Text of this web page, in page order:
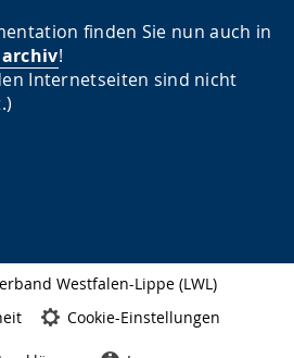
finden Sie nun auch in
!
Internetseiten sind nicht
Westfalen-Lippe (LWL)
Cookie-Einstellungen